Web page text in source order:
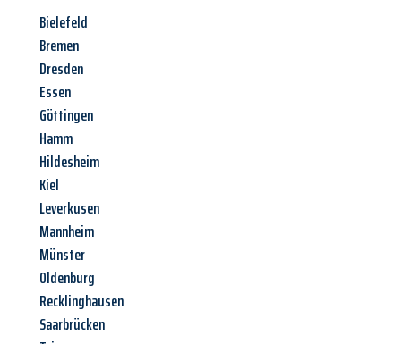
Bielefeld
Bremen
Dresden
Essen
Göttingen
Hamm
Hildesheim
Kiel
Leverkusen
Mannheim
Münster
Oldenburg
Recklinghausen
Saarbrücken